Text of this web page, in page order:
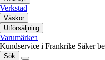
Verkstad
Väskor
Utförsäljning
Varumärken
Kundservice i Frankrike Säker
Sök